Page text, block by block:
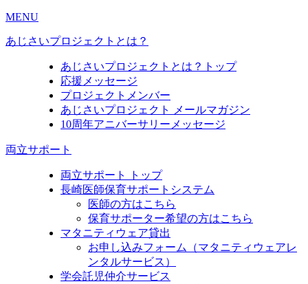
MENU
あじさいプロジェクトとは？
あじさいプロジェクトとは？トップ
応援メッセージ
プロジェクトメンバー
あじさいプロジェクト メールマガジン
10周年アニバーサリーメッセージ
両立サポート
両立サポート トップ
長崎医師保育サポートシステム
医師の方はこちら
保育サポーター希望の方はこちら
マタニティウェア貸出
お申し込みフォーム（マタニティウェアレ
ンタルサービス）
学会託児仲介サービス